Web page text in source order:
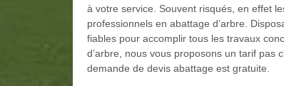
à votre service. Souvent risqués, en effet
professionnels en abattage d’arbre.
fiables pour accomplir tous les travaux
d’arbre, nous vous proposons un tarif pas
demande de devis abattage est gratuite.